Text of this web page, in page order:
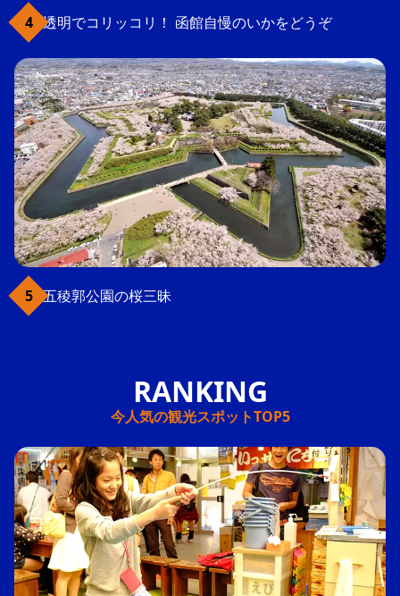
透明でコリッコリ！ 函館自慢のいかをどうぞ
五稜郭公園の桜三昧
今人気の観光スポットTOP5